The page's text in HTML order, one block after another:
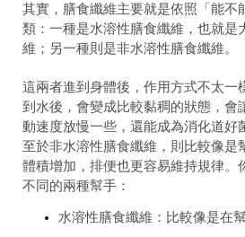
其實，膳食纖維主要就是依照「能不
類：一種是水溶性膳食纖維，也就是
維；另一種則是非水溶性膳食纖維。
這兩者進到身體後，作用方式不太一
到水後，會變成比較黏稠的狀態，會
動速度放慢一些，還能成為消化道好
至於非水溶性膳食纖維，則比較像是
體積增加，排便也更容易維持規律。
不同的兩種幫手：
水溶性膳食纖維： 比較像是在